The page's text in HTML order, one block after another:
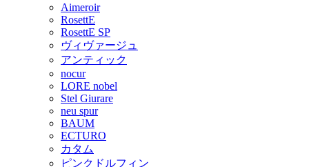
Aimeroir
RosettE
RosettE SP
ヴィヴァージュ
アンティック
nocur
LORE nobel
Stel Giurare
neu spur
BAUM
ECTURO
カタム
ピンクドルフィン